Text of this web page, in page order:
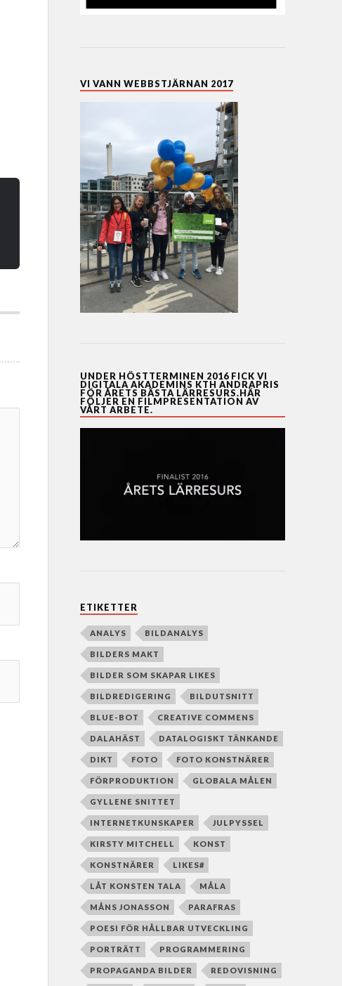
VI VANN WEBBSTJÄRNAN 2017
UNDER HÖSTTERMINEN 2016 FICK VI
DIGITALA AKADEMINS KTH ANDRAPRIS
FÖR ÅRETS BÄSTA LÄRRESURS.HÄR
FÖLJER EN FILMPRESENTATION AV
VÅRT ARBETE.
ETIKETTER
ANALYS BILDANALYS
BILDERS MAKT
BILDER SOM SKAPAR LIKES
BILDREDIGERING BILDUTSNITT
BLUE-BOT CREATIVE COMMENS
DALAHÄST DATALOGISKT TÄNKANDE
DIKT FOTO FOTO KONSTNÄRER
FÖRPRODUKTION GLOBALA MÅLEN
GYLLENE SNITTET
INTERNETKUNSKAPER JULPYSSEL
KIRSTY MITCHELL KONST
KONSTNÄRER LIKES#
LÅT KONSTEN TALA MÅLA
MÅNS JONASSON PARAFRAS
POESI FÖR HÅLLBAR UTVECKLING
PORTRÄTT PROGRAMMERING
PROPAGANDA BILDER REDOVISNING